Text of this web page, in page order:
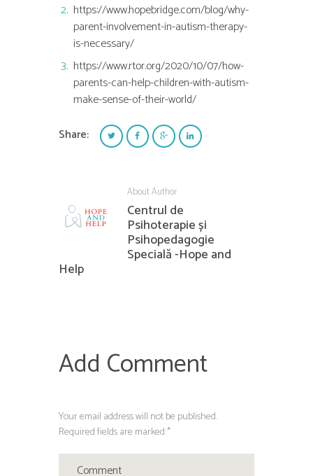
https://www.hopebridge.com/blog/why-
parent-involvement-in-autism-therapy-
is-necessary/
https://www.rtor.org/2020/10/07/how-
parents-can-help-children-with-autism-
make-sense-of-their-world/
Share:
About Author
Centrul de
Psihoterapie și
Psihopedagogie
Specială -Hope and
Help
Add Comment
Your email address will not be published.
Required fields are marked *